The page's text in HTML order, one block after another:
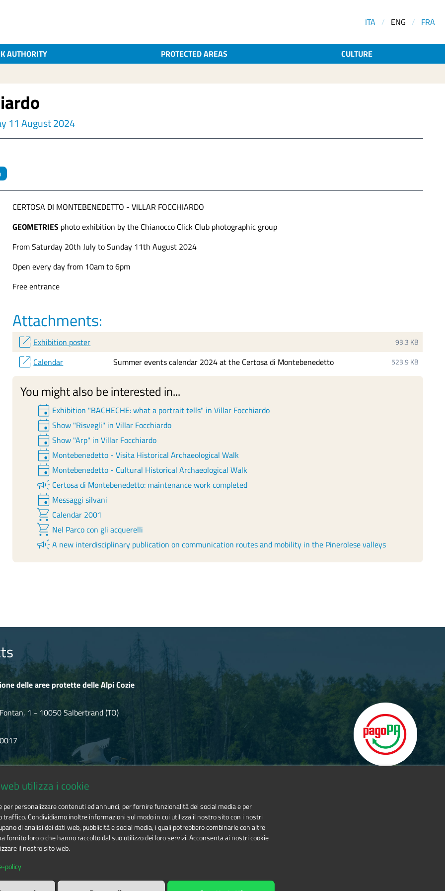
ITA / ENG / FRA
AUTHORITY PROTECTED AREAS CULTURE
11 August 2024
CERTOSA DI MONTEBENEDETTO - VILLAR FOCCHIARDO
GEOMETRIES photo exhibition by the Chianocco Click Club photographic group
From Saturday 20th July to Sunday 11th August 2024
Open every day from 10am to 6pm
Free entrance
Attachments:
open_in_newExhibition poster 93.3 KB
open_in_newCalendar Summer events calendar 2024 at the Certosa di Montebenedetto 523.9 KB
You might also be interested in...
event Exhibition "BACHECHE: what a portrait tells" in Villar Focchiardo
eventShow "Risvegli" in Villar Focchiardo
eventShow "Arp" in Villar Focchiardo
event Montebenedetto - Visita Historical Archaeological Walk
event Montebenedetto - Cultural Historical Archaeological Walk
campaign Certosa di Montebenedetto: maintenance work completed
event Messaggi silvani
shopping_cart Calendar 2001
shopping_cart Nel Parco con gli acquerelli
campaignA new interdisciplinary publication on communication routes and mobility in the Pinerolese valleys
delle aree protette delle Alpi Cozie
1 - 10050 Salbertrand (TO)
utilizza i cookie
per personalizzare contenuti ed annunci, per fornire funzionalità dei social media e per
traffico. Condividiamo inoltre informazioni sul modo in cui utilizza il nostro sito con i nostri
di analisi dei dati web, pubblicità e social media, i quali potrebbero combinarle con altre
fornito loro o che hanno raccolto dal suo utilizzo dei loro servizi. Acconsenta ai nostri cookie
il nostro sito web.
policy